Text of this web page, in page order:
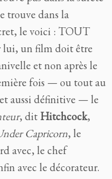
trouve dans la
le voici : TOUT
lui, un film doit être
et non après le
fois — ou tout au
aussi définitive — le
, dit Hitchcock,
Capricorn, le
avec, le chef
avec le décorateur.